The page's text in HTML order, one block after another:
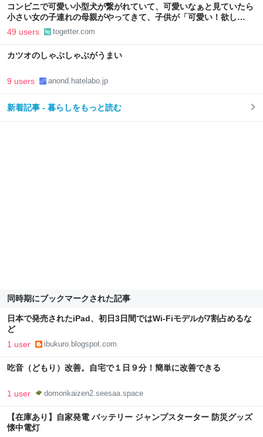
コンビニで可愛い小型犬が繋がれていて、可愛いなぁと見ていたら
小さい女の子連れの母親がやってきて、子供が「可愛い！欲し
い！」と言うと「連れて帰ろうか？」と言って犬に近づいて行った
49 users togetter.com
カツオのしゃぶしゃぶがうまい
9 users anond.hatelabo.jp
新着記事 - 暮らしをもっと読む
同時期にブックマークされた記事
日本で発売されたiPad、初日3日間ではWi-Fiモデルが7割占めるな
ど
1 user ibukuro.blogspot.com
吃音（どもり）改善。自宅で１日９分！簡単に改善できる
1 user domorikaizen2.seesaa.space
【在庫あり】自家発電 バッテリー ジャンプスターター 防災グッズ
懐中電灯